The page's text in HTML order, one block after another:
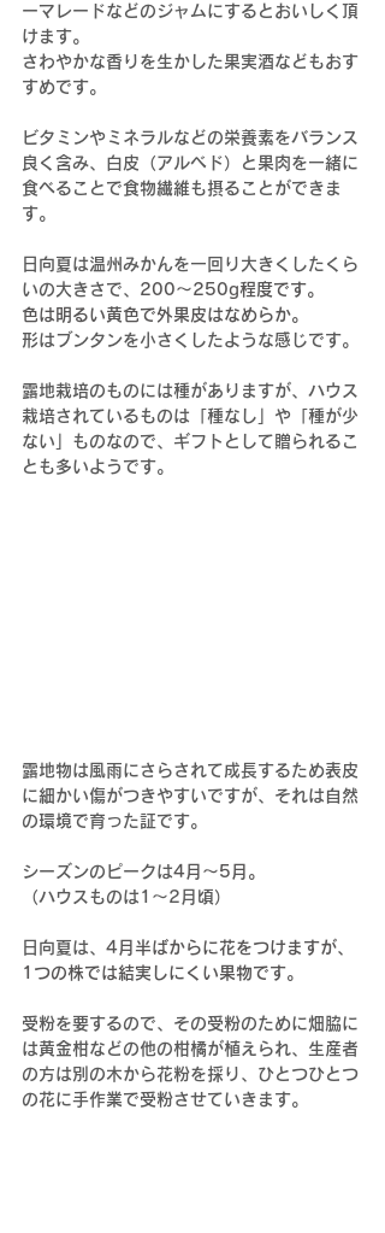
ーマレードなどのジャムにするとおいしく頂
けます。
さわやかな香りを生かした果実酒などもおす
すめです。
ビタミンやミネラルなどの栄養素をバランス
良く含み、白皮（アルベド）と果肉を一緒に
食べることで食物繊維も摂ることができま
す。
日向夏は温州みかんを一回り大きくしたくら
いの大きさで、 200～250g程度です。
色は明るい黄色で外果皮はなめらか。
形はブンタンを小さくしたような感じです。
露地栽培のものには種がありますが、ハウス
栽培されているものは「種なし」や「種が少
ない」ものなので、ギフトとして贈られるこ
とも多いようです。
露地物は風雨にさらされて成長するため表皮
に細かい傷がつきやすいですが、それは自然
の環境で育った証です。
シーズンのピークは4月～5月。
（ハウスものは1～2月頃）
日向夏は、 4月半ばからに花をつけますが、
1つの株では結実しにくい果物です。
受粉を要するので、その受粉のために畑脇に
は黄金柑などの他の柑橘が植えられ、生産者
の方は別の木から花粉を採り、ひとつひとつ
の花に手作業で受粉させていきます。